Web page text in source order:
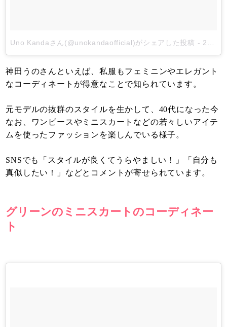
Uno Kandaさん(@unokandaofficial)がシェアした投稿 - 2018年 2月月11日午前2時19分PST
神田うのさんといえば、私服もフェミニンやエレガント
なコーディネートが得意なことで知られています。
元モデルの抜群のスタイルを生かして、40代になった今
なお、ワンピースやミニスカートなどの若々しいアイテ
ムを使ったファッションを楽しんでいる様子。
SNSでも「スタイルが良くてうらやましい！」「自分も
真似したい！」などとコメントが寄せられています。
グリーンのミニスカートのコーディネー
ト